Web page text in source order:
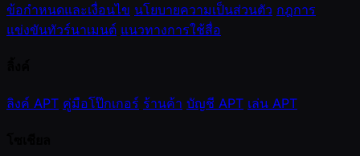
ข้อกำหนดและเงื่อนไข นโยบายความเป็นส่วนตัว กฎการ
แข่งขันทัวร์นาเมนต์ แนวทางการใช้สื่อ
ลิงค์ APT คู่มือโป๊กเกอร์ ร้านค้า บัญชี APT เล่น APT